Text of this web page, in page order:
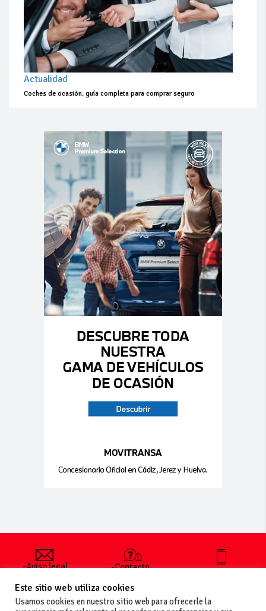
Actualidad
Coches de ocasión: guía completa para comprar seguro
-Aviso legal
generales
de uso
-Contacto
publicar un
anuncio
+34 627 35
Este sitio web utiliza cookies
Usamos cookies en nuestro sitio web para ofrecerle la